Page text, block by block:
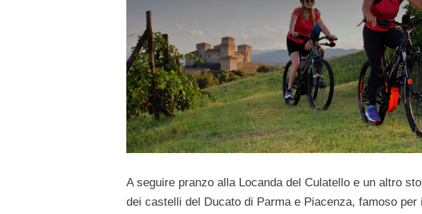
A seguire pranzo alla Locanda del Culatello e un altro
dei castelli del Ducato di Parma e Piacenza, famoso